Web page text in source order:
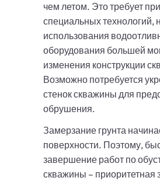
чем летом. Это требует
специальных технологий,
использования
оборудования большей
изменения конструкции
Возможно потребуется
стенок скважины для
обрушения.
Замерзание грунта
поверхности. Поэтому,
завершение работ по
скважины – приоритетная